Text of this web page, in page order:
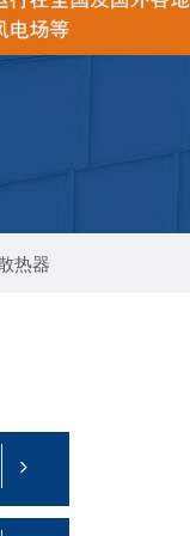
热器